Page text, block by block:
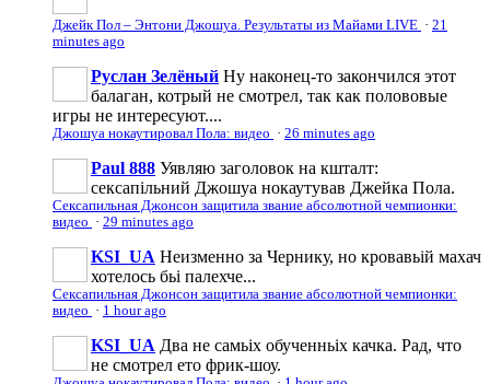
Джейк Пол – Энтони Джошуа. Результаты из Майами LIVE · 21
minutes ago
Руслан Зелёный Ну наконец-то закончился этот
балаган, котрый не смотрел, так как полововые
игры не интересуют....
Джошуа нокаутировал Пола: видео · 26 minutes ago
Paul 888 Уявляю заголовок на кшталт:
сексапільний Джошуа нокаутував Джейка Пола.
Сексапильная Джонсон защитила звание абсолютной чемпионки:
видео · 29 minutes ago
KSI_UA Неизменно за Чернику, но кровавьій махач
хотелось бьі палехче...
Сексапильная Джонсон защитила звание абсолютной чемпионки:
видео · 1 hour ago
KSI_UA Два не самьіх обученньіх качка. Рад, что
не смотрел ето фрик-шоу.